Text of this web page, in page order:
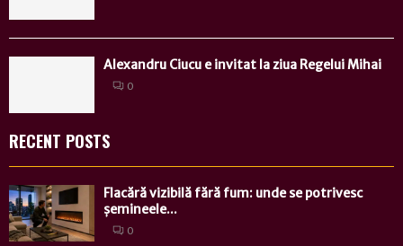
Alexandru Ciucu e invitat la ziua Regelui Mihai
0
RECENT POSTS
Flacără vizibilă fără fum: unde se potrivesc
șemineele...
0